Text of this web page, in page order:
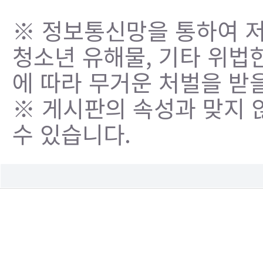
※ 정보통신망을 통하여
청소년 유해물, 기타 위법
에 따라 무거운 처벌을 받
※ 게시판의 속성과 맞지
수 있습니다.